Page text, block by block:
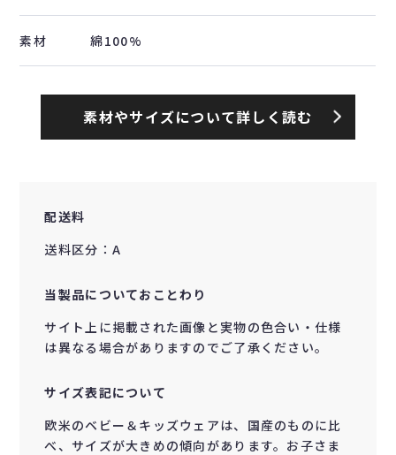
素材 綿100%
素材やサイズについて詳しく読む
配送料
送料区分：A
当製品についておことわり
サイト上に掲載された画像と実物の色合い・仕様
は異なる場合がありますのでご了承ください。
サイズ表記について
欧米のベビー＆キッズウェアは、国産のものに比
べ、サイズが大きめの傾向があります。お子さま